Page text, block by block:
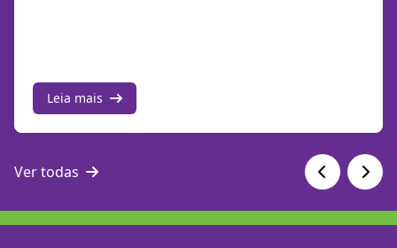
Leia mais
Ver todas